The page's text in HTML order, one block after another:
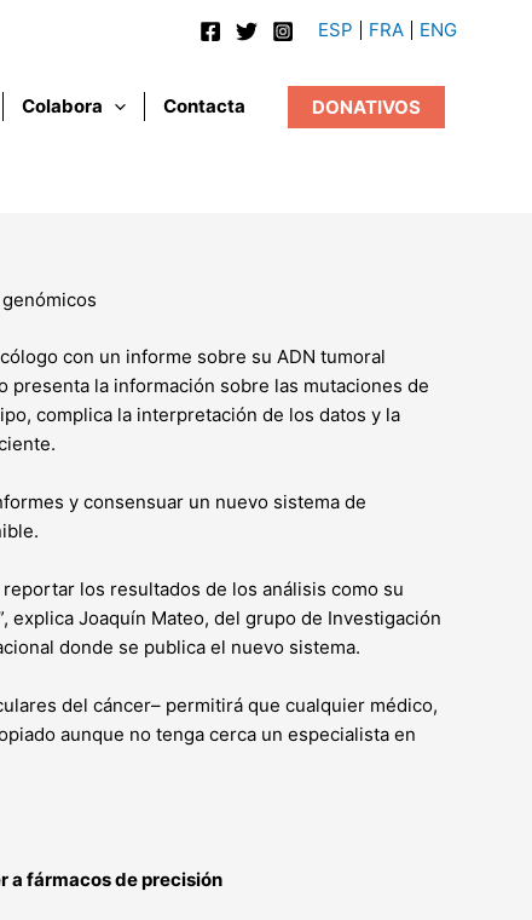
ESP FRA ENG
Colabora Contacta DONATIVOS
con un informe sobre su ADN tumoral
presenta la información sobre las mutaciones de
complica la interpretación de los datos y la
y consensuar un nuevo sistema de
los resultados de los análisis como su
Joaquín Mateo, del grupo de Investigación
donde se publica el nuevo sistema.
del cáncer– permitirá que cualquier médico,
aunque no tenga cerca un especialista en
a fármacos de precisión